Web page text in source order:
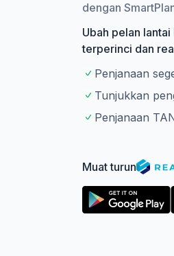
dengan
Ubah pelan
terperinci dan
Penjanaan
Tunjukkan
Penjanaan
Muat turun